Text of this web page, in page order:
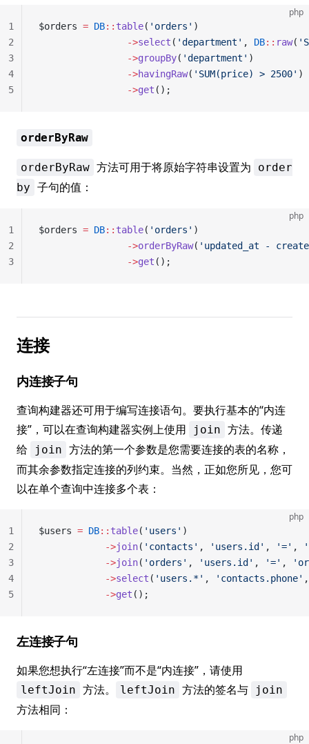
php
$orders = DB:: table( 'orders' )
                ->
select ( 'department' , DB:: raw(
                ->
groupBy( 'department' )
                ->
havingRaw( 'SUM(price) > 2500' )
                ->
get ();
1
2
3
4
5
orderByRaw
orderByRaw 方法可用于将原始字符串设置为
order
by 子句的值：
php
$orders = DB:: table( 'orders' )
                ->
orderByRaw( 'updated_at -
                ->
get ();
1
2
3
连接
内连接子句
查询构建器还可用于编写连接语句。要执行基本的“内连
接”，可以在查询构建器实例上使用
join 方法。传递
给
join 方法的第一个参数是您需要连接的表的名称，
而其余参数指定连接的列约束。当然，正如您所见，您可
以在单个查询中连接多个表：
php
$users = DB:: table( 'users' )
            ->
join( 'contacts' , 'users.id' , '=' ,
            ->
join( 'orders' , 'users.id' , '=' ,
            ->
select ( 'users.*' , 'contacts.phone'
            ->
get ();
1
2
3
4
5
左连接子句
如果您想执行“左连接”而不是“内连接”，请使用
leftJoin 方法。 leftJoin 方法的签名与 join
方法相同：
php